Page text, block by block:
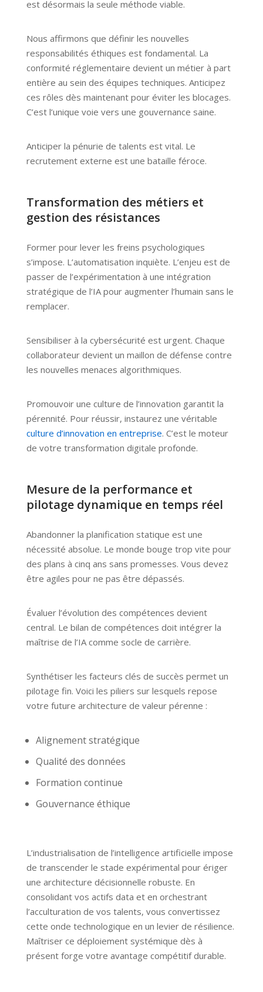
est désormais la seule méthode viable.
Nous affirmons que définir les nouvelles
responsabilités éthiques est fondamental. La
conformité réglementaire devient un métier à part
entière au sein des équipes techniques. Anticipez
ces rôles dès maintenant pour éviter les blocages.
C’est l’unique voie vers une gouvernance saine.
Anticiper la pénurie de talents est vital. Le
recrutement externe est une bataille féroce.
Transformation des métiers et
gestion des résistances
Former pour lever les freins psychologiques
s’impose. L’automatisation inquiète. L’enjeu est de
passer de l’expérimentation à une intégration
stratégique de l’IA pour augmenter l’humain sans le
remplacer.
Sensibiliser à la cybersécurité est urgent. Chaque
collaborateur devient un maillon de défense contre
les nouvelles menaces algorithmiques.
Promouvoir une culture de l’innovation garantit la
pérennité. Pour réussir, instaurez une véritable
culture d’innovation en entreprise. C’est le moteur
de votre transformation digitale profonde.
Mesure de la performance et
pilotage dynamique en temps réel
Abandonner la planification statique est une
nécessité absolue. Le monde bouge trop vite pour
des plans à cinq ans sans promesses. Vous devez
être agiles pour ne pas être dépassés.
Évaluer l’évolution des compétences devient
central. Le bilan de compétences doit intégrer la
maîtrise de l’IA comme socle de carrière.
Synthétiser les facteurs clés de succès permet un
pilotage fin. Voici les piliers sur lesquels repose
votre future architecture de valeur pérenne :
Alignement stratégique
Qualité des données
Formation continue
Gouvernance éthique
L’industrialisation de l’intelligence artificielle impose
de transcender le stade expérimental pour ériger
une architecture décisionnelle robuste. En
consolidant vos actifs data et en orchestrant
l’acculturation de vos talents, vous convertissez
cette onde technologique en un levier de résilience.
Maîtriser ce déploiement systémique dès à
présent forge votre avantage compétitif durable.